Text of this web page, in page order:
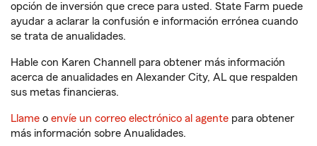
opción de inversión que crece para usted. State Farm puede
ayudar a aclarar la confusión e información errónea cuando
se trata de anualidades.
Hable con Karen Channell para obtener más información
acerca de anualidades en Alexander City, AL que respalden
sus metas financieras.
Llame o envíe un correo electrónico al agente para obtener
más información sobre Anualidades.